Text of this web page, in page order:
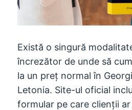
Există o singură
încrezător de unde să
la un preț normal în
Letonia. Site-ul oficial
formular pe care clienții